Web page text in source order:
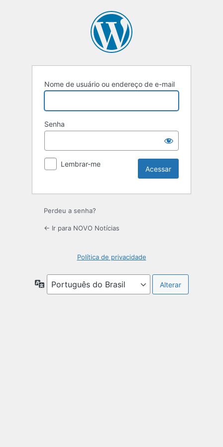
Nome de usuário ou endereço de e-mail
Senha
Lembrar-me
Perdeu a senha?
← Ir para NOVO Notícias
Política de privacidade
Idioma